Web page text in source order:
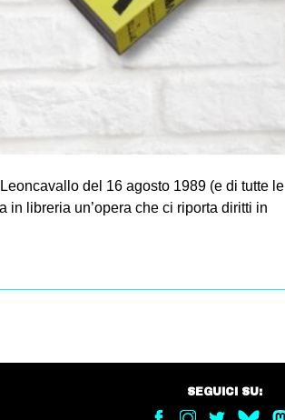
del 16 agosto 1989 (e di tutte le
libreria un’opera che ci riporta diritti in
SEGUICI SU: